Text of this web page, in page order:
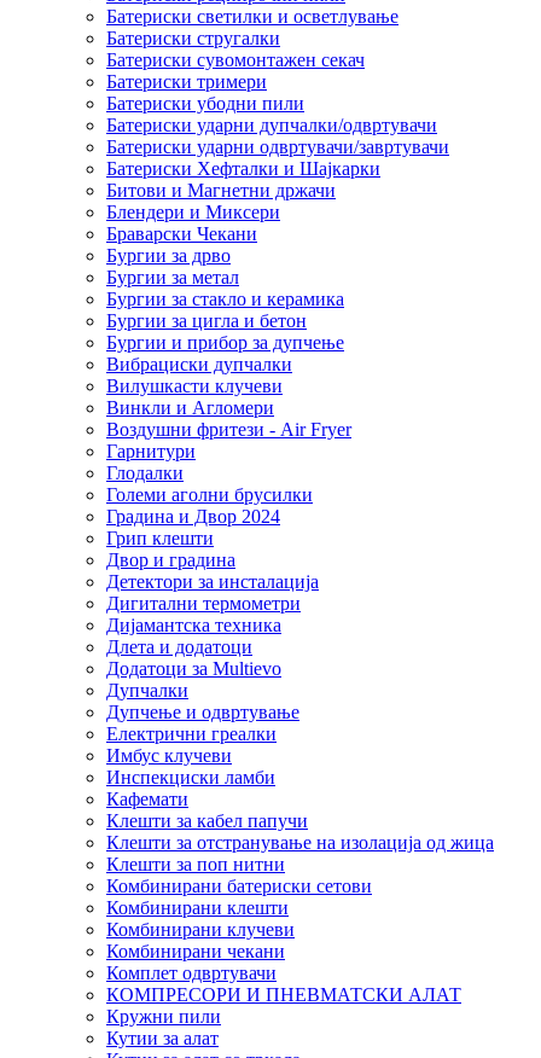
Батериски светилки и осветлување
Батериски стругалки
Батериски сувомонтажен секач
Батериски тримери
Батериски убодни пили
Батериски ударни дупчалки/одвртувачи
Батериски ударни одвртувачи/завртувачи
Батериски Хефталки и Шајкарки
Битови и Магнетни држачи
Блендери и Миксери
Браварски Чекани
Бургии за дрво
Бургии за метал
Бургии за стакло и керамика
Бургии за цигла и бетон
Бургии и прибор за дупчење
Вибрациски дупчалки
Вилушкасти клучеви
Винкли и Агломери
Воздушни фритези - Air Fryer
Гарнитури
Глодалки
Големи аголни брусилки
Градина и Двор 2024
Грип клешти
Двор и градина
Детектори за инсталација
Дигитални термометри
Дијамантска техника
Длета и додатоци
Додатоци за Multievo
Дупчалки
Дупчење и одвртување
Електрични греалки
Имбус клучеви
Инспекциски ламби
Кафемати
Клешти за кабел папучи
Клешти за отстранување на изолација од жица
Клешти за поп нитни
Комбинирани батериски сетови
Комбинирани клешти
Комбинирани клучеви
Комбинирани чекани
Комплет одвртувачи
КОМПРЕСОРИ И ПНЕВМАТСКИ АЛАТ
Кружни пили
Кутии за алат